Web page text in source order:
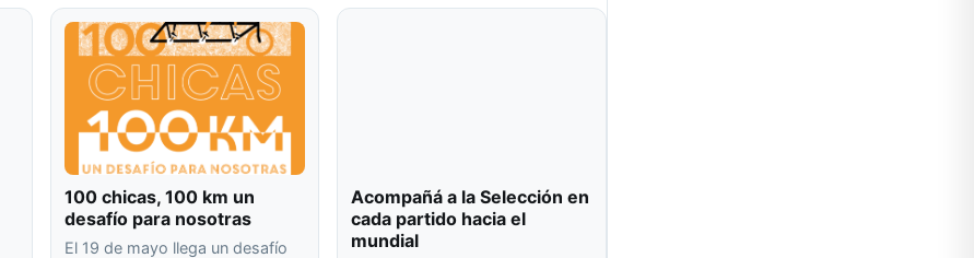
100 chicas, 100 km un
desafío para nosotras
El 19 de mayo llega un desafío
Acompañá a la Selección en
cada partido hacia el
mundial